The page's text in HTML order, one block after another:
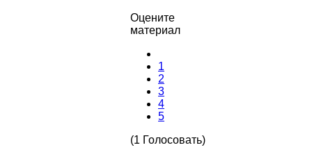
Оцените
материал
1
2
3
4
5
(1 Голосовать)